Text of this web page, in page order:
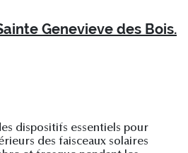
Genevieve des Bois.
dispositifs essentiels pour
des faisceaux solaires